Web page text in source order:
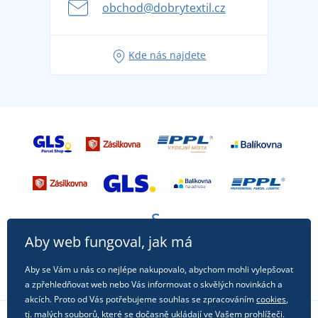
Tipy na svěží outfity pro pohodové léto
obchod@dobrytextil.cz
Kde nás najdete
Aby web fungoval, jak má
Aby se Vám u nás co nejlépe nakupovalo, abychom mohli vylepšovat
a zpřehledňovat web nebo Vás informovat o skvělých novinkách a
akcích. Proto od Vás potřebujeme souhlas se zpracovánímcookies,
tj. malých souborů, které se dočasně ukládají ve Vašem prohlížeči.